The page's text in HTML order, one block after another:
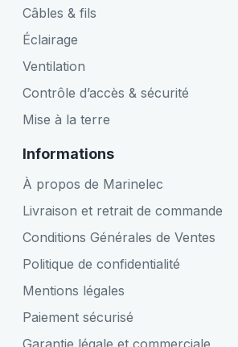
Câbles & fils
Éclairage
Ventilation
Contrôle d’accès & sécurité
Mise à la terre
Informations
À propos de Marinelec
Livraison et retrait de commande
Conditions Générales de Ventes
Politique de confidentialité
Mentions légales
Paiement sécurisé